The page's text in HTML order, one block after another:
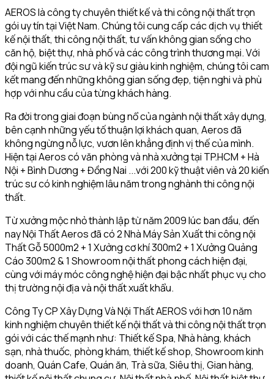
AEROS là công ty chuyên thiết kế và thi công nội thất trọn
gói uy tín tại Việt Nam. Chúng tôi cung cấp các dịch vụ thiết
kế nội thất, thi công nội thất, tư vấn không gian sống cho
căn hộ, biệt thự, nhà phố và các công trình thương mại. Với
đội ngũ kiến trúc sư và kỹ sư giàu kinh nghiệm, chúng tôi cam
kết mang đến những không gian sống đẹp, tiện nghi và phù
hợp với nhu cầu của từng khách hàng.
Ra đời trong giai đoạn bùng nổ của ngành nội thất xây dựng,
bên cạnh những yếu tố thuận lợi khách quan, Aeros đã
không ngừng nỗ lực, vươn lên khẳng định vị thế của mình.
Hiện tại Aeros có văn phòng và nhà xưởng tại TP.HCM + Hà
Nội + Bình Dương + Đồng Nai ...với 200 kỹ thuật viên và 20 kiến
trúc sư có kinh nghiệm lâu năm trong nghành thi công nội
thất.
Từ xưởng mộc nhỏ thành lập từ năm 2009 lúc ban đầu, đến
nay Nội Thất Aeros đã có 2 Nhà Máy Sản Xuất thi công nội
Thất Gỗ 5000m2 + 1 Xưởng cơ khí 300m2 + 1 Xưởng Quảng
Cáo 300m2 & 1 Showroom nội thất phong cách hiện đại,
cùng với máy móc công nghệ hiện đại bậc nhất phục vụ cho
thị trường nội địa và nội thất xuất khẩu.
Công Ty CP Xây Dựng Và Nội Thất AEROS với hơn 10 năm
kinh nghiệm chuyên thiết kế nội thất và thi công nội thất trọn
gói với các thế mạnh như: Thiết kế Spa, Nhà hàng, khách
sạn, nhà thuốc, phòng khám, thiết kế shop, Showroom kinh
doanh, Quán Cafe, Quán ăn, Trà sữa, Siêu thị, Gian hàng,